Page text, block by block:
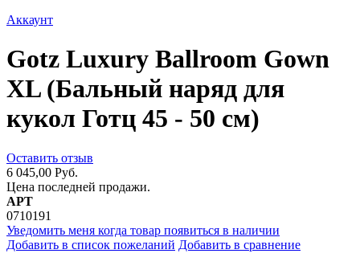
Аккаунт
Gotz Luxury Ballroom Gown
XL (Бальный наряд для
кукол Готц 45 - 50 см)
Оставить отзыв
6 045,00 Руб.
Цена последней продажи.
АРТ
0710191
Уведомить меня когда товар появиться в наличии
Добавить в список пожеланий Добавить в сравнение